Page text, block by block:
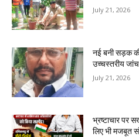
July 21, 2026
नई बनी सड़क
उच्चस्तरीय
July 21, 2026
भ्रष्टाचार पर
लिए भी मजबूत